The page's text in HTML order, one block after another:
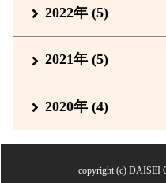
2022年 (5)
2021年 (5)
2020年 (4)
copyright (c) DAISEI